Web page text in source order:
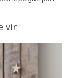
vin